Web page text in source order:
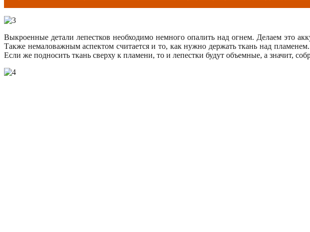
Выкроенные детали лепестков необходимо немного опалить над огнем. Делаем это
Также немаловажным аспектом считается и то, как нужно держать ткань над
Если же подносить ткань сверху к пламени, то и лепестки будут объемные, а значит,